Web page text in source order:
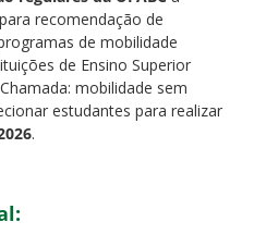
recomendação de
de mobilidade
de Ensino Superior
mobilidade sem
estudantes para realizar
.